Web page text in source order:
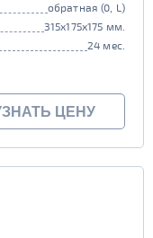
обратная (0, L)
315x175x175 мм.
24 мес.
ЦЕНУ